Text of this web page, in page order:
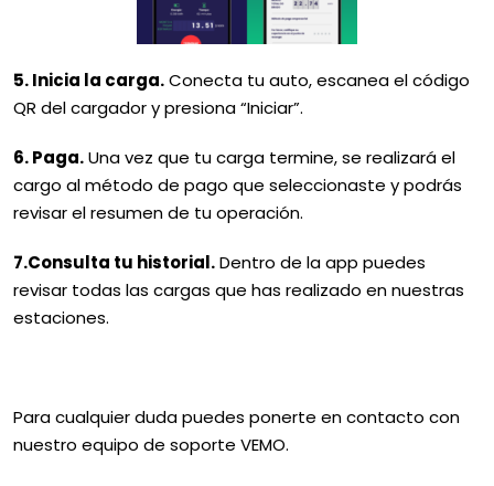
5. Inicia la carga.Conecta tu auto, escanea el código
QR del cargador y presiona “Iniciar”.
6. Paga.Una vez que tu carga termine, se realizará el
cargo al método de pago que seleccionaste y podrás
revisar el resumen de tu operación.
7.Consulta tu historial.Dentro de la app puedes
revisar todas las cargas que has realizado en nuestras
estaciones.
Para cualquier duda puedes ponerte en contacto con
nuestro equipo de soporte VEMO.